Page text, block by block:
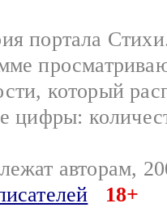
портала
который
цифры:
авторам,
18+